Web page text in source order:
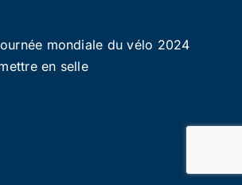
mondiale du vélo 2024
en selle